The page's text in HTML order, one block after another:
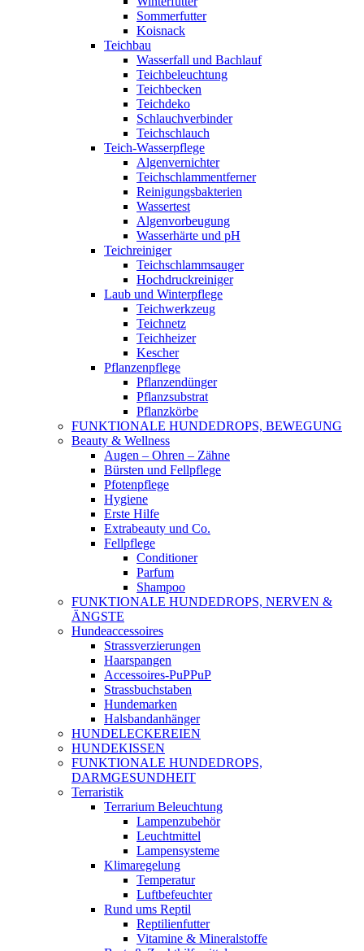
Sommerfutter
Koisnack
Teichbau
Wasserfall und Bachlauf
Teichbeleuchtung
Teichbecken
Teichdeko
Schlauchverbinder
Teichschlauch
Teich-Wasserpflege
Algenvernichter
Teichschlammentferner
Reinigungsbakterien
Wassertest
Algenvorbeugung
Wasserhärte und pH
Teichreiniger
Teichschlammsauger
Hochdruckreiniger
Laub und Winterpflege
Teichwerkzeug
Teichnetz
Teichheizer
Kescher
Pflanzenpflege
Pflanzendünger
Pflanzsubstrat
Pflanzkörbe
FUNKTIONALE HUNDEDROPS, BEWEGUNG
Beauty & Wellness
Augen – Ohren – Zähne
Bürsten und Fellpflege
Pfotenpflege
Hygiene
Erste Hilfe
Extrabeauty und Co.
Fellpflege
Conditioner
Parfum
Shampoo
FUNKTIONALE HUNDEDROPS, NERVEN &
ÄNGSTE
Hundeaccessoires
Strassverzierungen
Haarspangen
Accessoires-PuPPuP
Strassbuchstaben
Hundemarken
Halsbandanhänger
HUNDELECKEREIEN
HUNDEKISSEN
FUNKTIONALE HUNDEDROPS,
DARMGESUNDHEIT
Terraristik
Terrarium Beleuchtung
Lampenzubehör
Leuchtmittel
Lampensysteme
Klimaregelung
Temperatur
Luftbefeuchter
Rund ums Reptil
Reptilienfutter
Vitamine & Mineralstoffe